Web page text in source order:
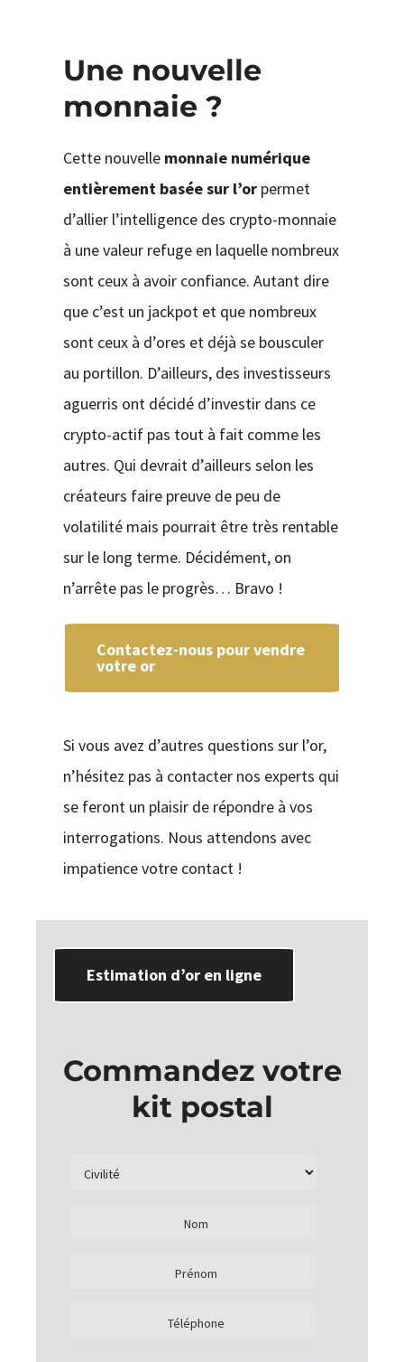
Une nouvelle
monnaie ?
Cette nouvelle monnaie numérique
entièrement basée sur l’orpermet
d’allier l’intelligence des crypto-monnaie
à une valeur refuge en laquelle nombreux
sont ceux à avoir confiance. Autant dire
que c’est un jackpot et que nombreux
sont ceux à d’ores et déjà se bousculer
au portillon. D’ailleurs, des investisseurs
aguerris ont décidé d’investir dans ce
crypto-actif pas tout à fait comme les
autres. Qui devrait d’ailleurs selon les
créateurs faire preuve de peu de
volatilité mais pourrait être très rentable
sur le long terme. Décidément, on
n’arrête pas le progrès… Bravo !
Contactez-nous pour vendre
votre or
Si vous avez d’autres questions sur l’or,
n’hésitez pas à contacter nos experts qui
se feront un plaisir de répondre à vos
interrogations. Nous attendons avec
impatience votre contact !
Estimation d’or en ligne
Commandez votre
kit postal